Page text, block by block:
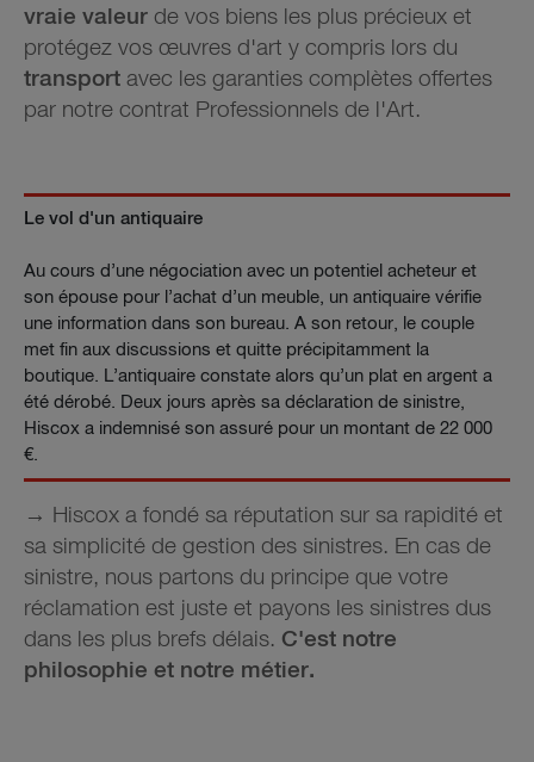
vraie valeur de vos biens les plus précieux et
protégez vos œuvres d'art y compris lors du
transport avec les garanties complètes offertes
par notre contrat Professionnels de l'Art.
Le vol d'un antiquaire
Au cours d’une négociation avec un potentiel acheteur et
son épouse pour l’achat d’un meuble, un antiquaire vérifie
une information dans son bureau. A son retour, le couple
met fin aux discussions et quitte précipitamment la
boutique. L’antiquaire constate alors qu’un plat en argent a
été dérobé. Deux jours après sa déclaration de sinistre,
Hiscox a indemnisé son assuré pour un montant de 22 000
€.
→ Hiscox a fondé sa réputation sur sa rapidité et
sa simplicité de gestion des sinistres. En cas de
sinistre, nous partons du principe que votre
réclamation est juste et payons les sinistres dus
dans les plus brefs délais. C'est notre
philosophie et notre métier.